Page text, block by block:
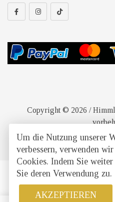
Copyright © 2026 /
Developed
Um die Nutzung unserer
verbessern, verwenden
Cookies. Indem Sie
Sie deren Verwendung zu.
AKZEPTIEREN